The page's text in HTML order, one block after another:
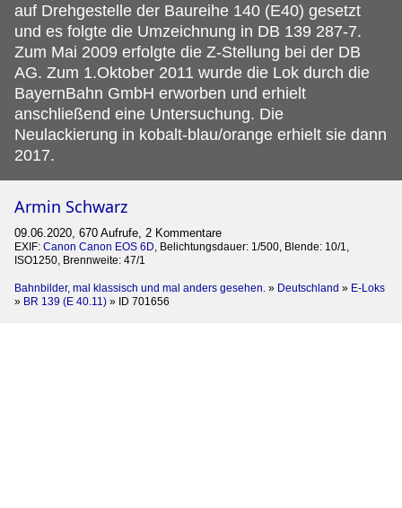
auf Drehgestelle der Baureihe 140 (E40) gesetzt
und es folgte die Umzeichnung in DB 139 287-7.
Zum Mai 2009 erfolgte die Z-Stellung bei der DB
AG. Zum 1.Oktober 2011 wurde die Lok durch die
BayernBahn GmbH erworben und erhielt
anschließend eine Untersuchung. Die
Neulackierung in kobalt-blau/orange erhielt sie dann
2017.
Armin Schwarz
09.06.2020, 670 Aufrufe, 2 Kommentare
EXIF: Canon Canon EOS 6D , Belichtungsdauer: 1/500, Blende: 10/1,
ISO1250, Brennweite: 47/1
Bahnbilder, mal klassisch und mal anders gesehen. » Deutschland » E-Loks
» BR 139 (E 40.11) » ID 701656